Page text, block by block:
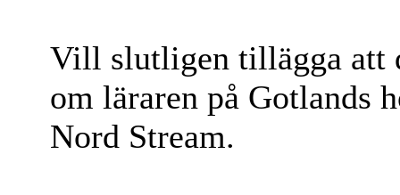
Vill slutligen tillägga att
om läraren på Gotlands
Nord Stream.